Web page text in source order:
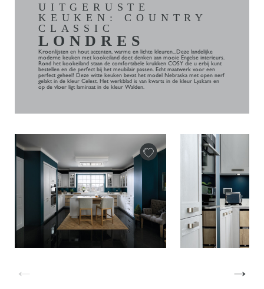
UITGERUSTE
KEUKEN: COUNTRY
CLASSIC
LONDRES
Kroonlijsten en hout accenten, warme en lichte kleuren...Deze landelijke
moderne keuken met kookeiland doet denken aan mooie Engelse interieurs.
Rond het kookeiland staan de comfortabele krukken COSY die u erbij kunt
bestellen en die perfect bij het meubilair passen. Echt maatwerk voor een
perfect geheel! Deze witte keuken bevat het model Nebraska met open nerf
gelakt in de kleur Celest. Het werkblad is van kwarts in de kleur Lyskam en
op de vloer ligt laminaat in de kleur Walden.
← →